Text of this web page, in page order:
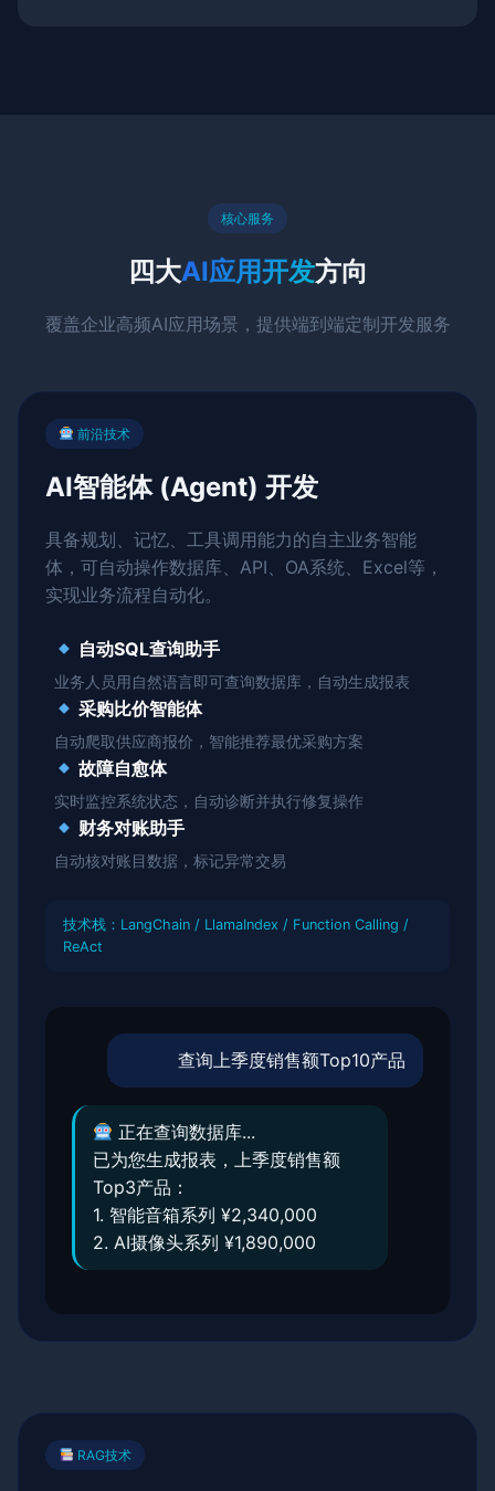
核心服务
四大AI应用开发方向
覆盖企业高频AI应用场景，提供端到端定制开发服务
前沿技术
AI智能体 (Agent) 开发
具备规划、记忆、工具调用能力的自主业务智能
体，可自动操作数据库、API、OA系统、Excel等，
实现业务流程自动化。
自动SQL查询助手
业务人员用自然语言即可查询数据库，自动生成报表
采购比价智能体
自动爬取供应商报价，智能推荐最优采购方案
故障自愈体
实时监控系统状态，自动诊断并执行修复操作
财务对账助手
自动核对账目数据，标记异常交易
技术栈：LangChain / LlamaIndex / Function Calling /
ReAct
查询上季度销售额Top10产品
正在查询数据库...
已为您生成报表，上季度销售额
Top3产品：
1. 智能音箱系列 ¥2,340,000
2. AI摄像头系列 ¥1,890,000
RAG技术